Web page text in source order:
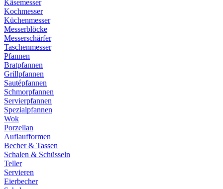
Käsemesser
Kochmesser
Küchenmesser
Messerblöcke
Messerschärfer
Taschenmesser
Pfannen
Bratpfannen
Grillpfannen
Sautépfannen
Schmorpfannen
Servierpfannen
Spezialpfannen
Wok
Porzellan
Auflaufformen
Becher & Tassen
Schalen & Schüsseln
Teller
Servieren
Eierbecher